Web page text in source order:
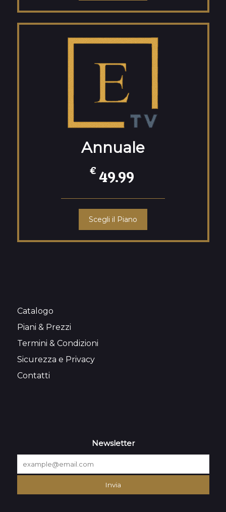
Annuale
€ 49.99
Scegli il Piano
Catalogo
Piani & Prezzi
Termini & Condizioni
Sicurezza e Privacy
Contatti
Newsletter